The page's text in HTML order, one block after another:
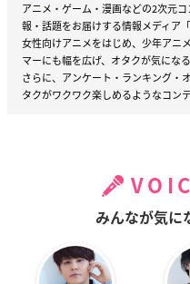
アニメ・ゲーム・漫画などの2次元
報・話題をお届けする情報メディア
女性向けアニメをはじめ、少年アニ
マーにも幅を広げ、オタクが気にな
さらに、アンケート・ランキング・
タクがワクワク楽しめるようなコン
みんなが気に